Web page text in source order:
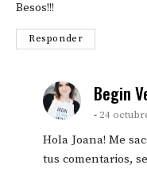
Besos!!!
Responder
Begin
24
Hola Joana! Me
tus comentarios,